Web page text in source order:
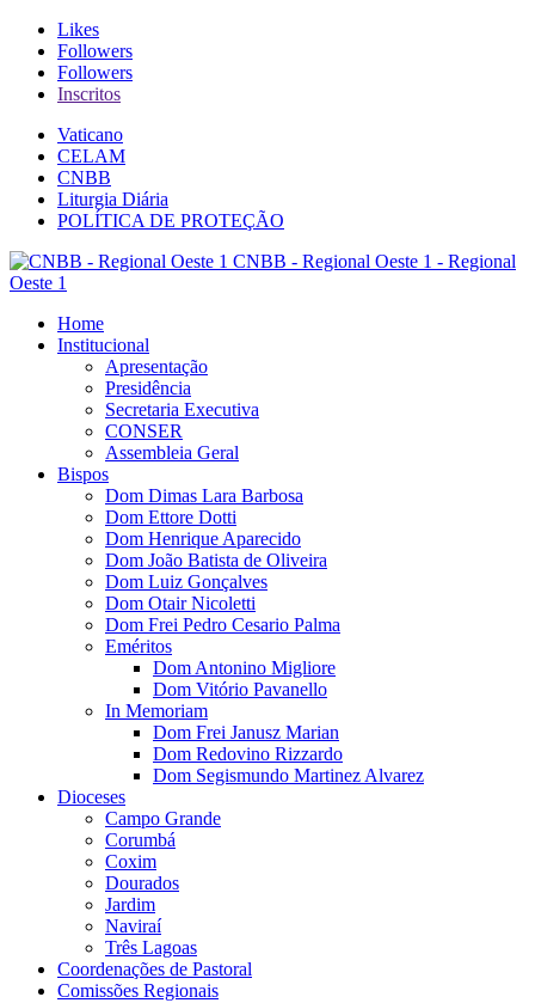
Likes
Followers
Followers
Inscritos
Vaticano
CELAM
CNBB
Liturgia Diária
POLÍTICA DE PROTEÇÃO
CNBB - Regional Oeste 1 - Regional
Oeste 1
Home
Institucional
Apresentação
Presidência
Secretaria Executiva
CONSER
Assembleia Geral
Bispos
Dom Dimas Lara Barbosa
Dom Ettore Dotti
Dom Henrique Aparecido
Dom João Batista de Oliveira
Dom Luiz Gonçalves
Dom Otair Nicoletti
Dom Frei Pedro Cesario Palma
Eméritos
Dom Antonino Migliore
Dom Vitório Pavanello
In Memoriam
Dom Frei Janusz Marian
Dom Redovino Rizzardo
Dom Segismundo Martinez Alvarez
Dioceses
Campo Grande
Corumbá
Coxim
Dourados
Jardim
Naviraí
Três Lagoas
Coordenações de Pastoral
Comissões Regionais